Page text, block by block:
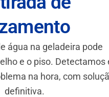
água na geladeira pode
e o piso. Detectamos
na hora, com
definitiva.